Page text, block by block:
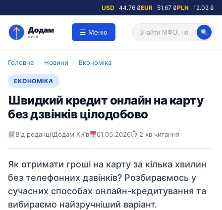
USD 44.76 ₴EUR 51.67 ₴PLN 12.02 ₴
☰ Меню
Головна › Новини › Економіка
ЕКОНОМІКА
Швидкий кредит онлайн на карту
без дзвінків цілодобово
Від редакціїДодам Київ 01.05.2026⏱ 2 хв читання
Як отримати гроші на карту за кілька хвилин
без телефонних дзвінків? Розбираємось у
сучасних способах онлайн-кредитування та
вибираємо найзручніший варіант.